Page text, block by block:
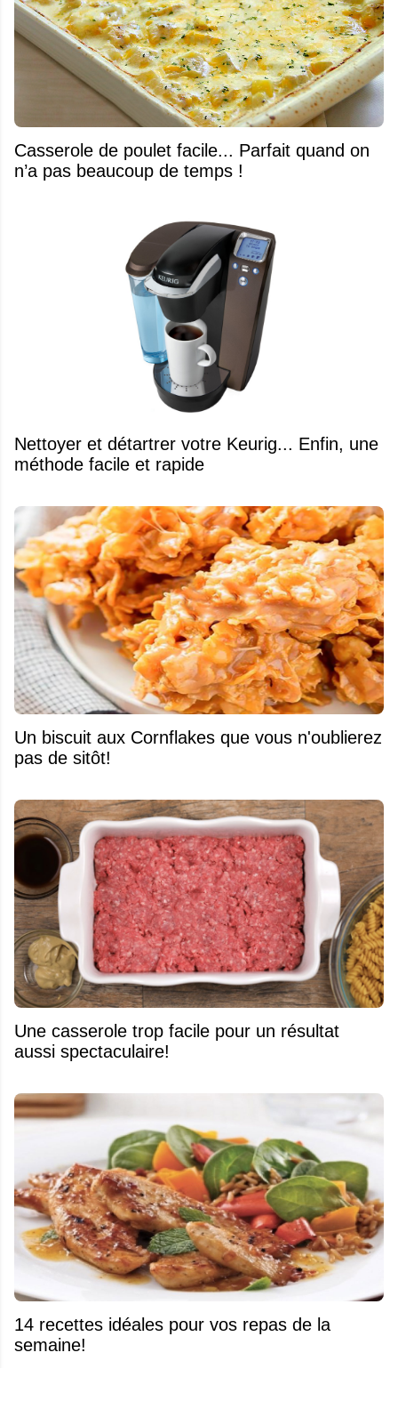
Casserole de poulet facile... Parfait quand on
n’a pas beaucoup de temps !
Nettoyer et détartrer votre Keurig... Enfin, une
méthode facile et rapide
Un biscuit aux Cornflakes que vous n'oublierez
pas de sitôt!
Une casserole trop facile pour un résultat
aussi spectaculaire!
14 recettes idéales pour vos repas de la
semaine!